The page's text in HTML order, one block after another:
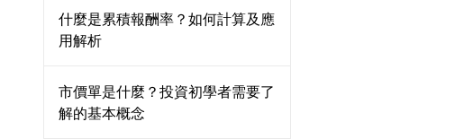
什麼是累積報酬率？如何計算及應
用解析
市價單是什麼？投資初學者需要了
解的基本概念